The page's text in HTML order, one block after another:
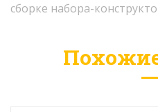
сборке набора-